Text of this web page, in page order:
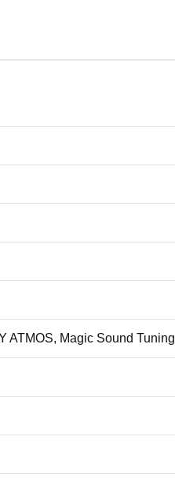
ATMOS, Magic Sound Tuning